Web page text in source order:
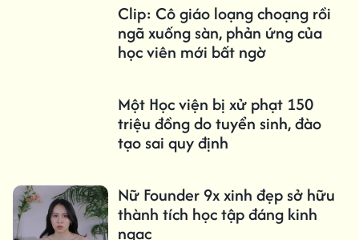
Clip: Cô giáo loạng choạng rồi
ngã xuống sàn, phản ứng của
học viên mới bất ngờ
Một Học viện bị xử phạt 150
triệu đồng do tuyển sinh, đào
tạo sai quy định
Nữ Founder 9x xinh đẹp sở hữu
thành tích học tập đáng kinh
ngạc